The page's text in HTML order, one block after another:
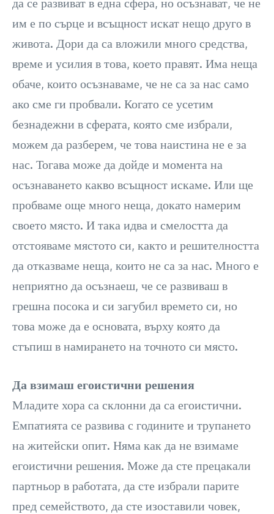
им е по сърце и всъщност искат нещо друго в
живота. Дори да са вложили много средства,
време и усилия в това, което правят. Има неща
обаче, които осъзнаваме, че не са за нас само
ако сме ги пробвали. Когато се усетим
безнадежни в сферата, която сме избрали,
можем да разберем, че това наистина не е за
нас. Тогава може да дойде и момента на
осъзнаването какво всъщност искаме. Или ще
пробваме още много неща, докато намерим
своето място. И така идва и смелостта да
отстояваме мястото си, както и решителността
да отказваме неща, които не са за нас. Много е
неприятно да осъзнаеш, че се развиваш в
грешна посока и си загубил времето си, но
това може да е основата, върху която да
стъпиш в намирането на точното си място.
Да взимаш егоистични решения
Младите хора са склонни да са егоистични.
Емпатията се развива с годините и трупането
на житейски опит. Няма как да не взимаме
егоистични решения. Може да сте прецакали
партньор в работата, да сте избрали парите
пред семейството, да сте изоставили човек,